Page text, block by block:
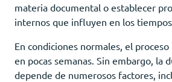
materia documental o establecer
internos que influyen en los
En condiciones normales, el
en pocas semanas. Sin embargo, la
depende de numerosos factores,